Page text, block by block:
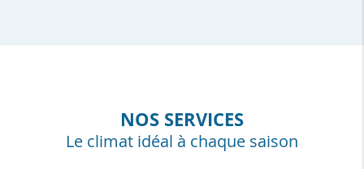
NOS SERVICES
Le climat idéal à chaque saison